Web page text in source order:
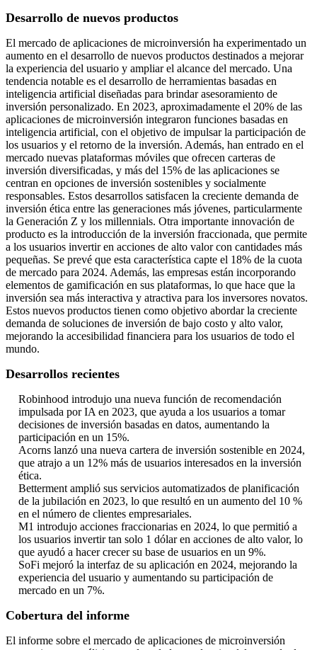
Desarrollo de nuevos productos
El mercado de aplicaciones de microinversión ha experimentado un
aumento en el desarrollo de nuevos productos destinados a mejorar
la experiencia del usuario y ampliar el alcance del mercado. Una
tendencia notable es el desarrollo de herramientas basadas en
inteligencia artificial diseñadas para brindar asesoramiento de
inversión personalizado. En 2023, aproximadamente el 20% de las
aplicaciones de microinversión integraron funciones basadas en
inteligencia artificial, con el objetivo de impulsar la participación de
los usuarios y el retorno de la inversión. Además, han entrado en el
mercado nuevas plataformas móviles que ofrecen carteras de
inversión diversificadas, y más del 15% de las aplicaciones se
centran en opciones de inversión sostenibles y socialmente
responsables. Estos desarrollos satisfacen la creciente demanda de
inversión ética entre las generaciones más jóvenes, particularmente
la Generación Z y los millennials. Otra importante innovación de
producto es la introducción de la inversión fraccionada, que permite
a los usuarios invertir en acciones de alto valor con cantidades más
pequeñas. Se prevé que esta característica capte el 18% de la cuota
de mercado para 2024. Además, las empresas están incorporando
elementos de gamificación en sus plataformas, lo que hace que la
inversión sea más interactiva y atractiva para los inversores novatos.
Estos nuevos productos tienen como objetivo abordar la creciente
demanda de soluciones de inversión de bajo costo y alto valor,
mejorando la accesibilidad financiera para los usuarios de todo el
mundo.
Desarrollos recientes
Robinhood introdujo una nueva función de recomendación
impulsada por IA en 2023, que ayuda a los usuarios a tomar
decisiones de inversión basadas en datos, aumentando la
participación en un 15%.
Acorns lanzó una nueva cartera de inversión sostenible en 2024,
que atrajo a un 12% más de usuarios interesados ​​en la inversión
ética.
Betterment amplió sus servicios automatizados de planificación
de la jubilación en 2023, lo que resultó en un aumento del 10 %
en el número de clientes empresariales.
M1 introdujo acciones fraccionarias en 2024, lo que permitió a
los usuarios invertir tan solo 1 dólar en acciones de alto valor, lo
que ayudó a hacer crecer su base de usuarios en un 9%.
SoFi mejoró la interfaz de su aplicación en 2024, mejorando la
experiencia del usuario y aumentando su participación de
mercado en un 7%.
Cobertura del informe
El informe sobre el mercado de aplicaciones de microinversión